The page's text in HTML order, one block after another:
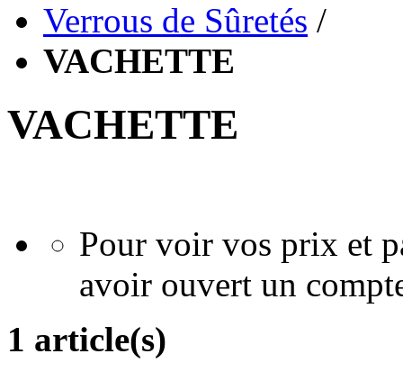
Verrous de Sûretés /
VACHETTE
VACHETTE
Pour voir vos prix et
avoir ouvert un
1 article(s)